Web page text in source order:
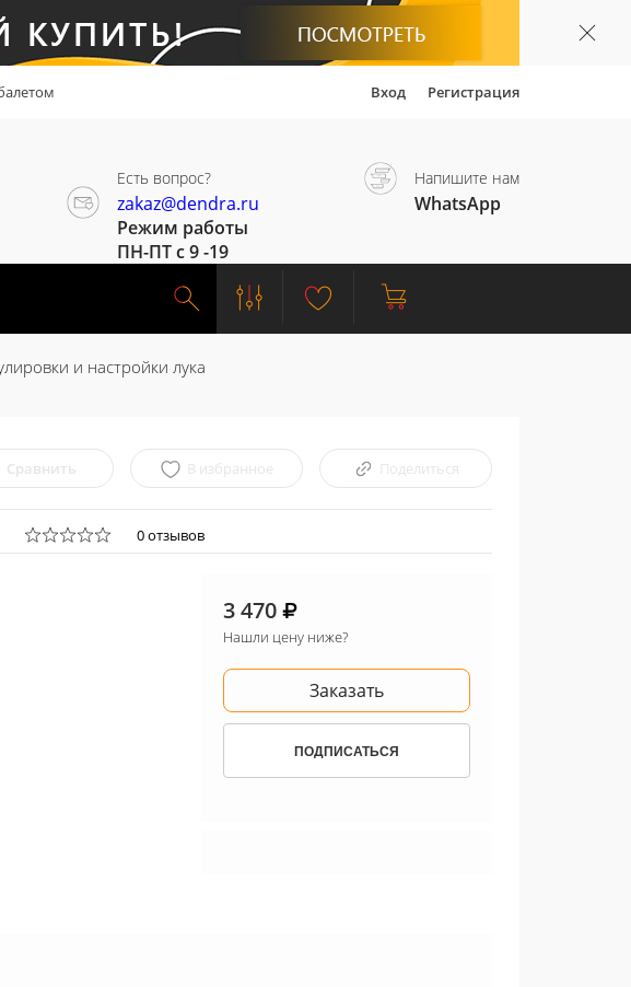
Вход Регистрация
Есть вопрос?
zakaz@dendra.ru
Режим работы
ПН-ПТ с 9 -19
Напишите нам
WhatsApp
и настройки лука
Сравнить В избранное Поделиться
0 отзывов
3 470
Нашли цену ниже?
Заказать
ПОДПИСАТЬСЯ